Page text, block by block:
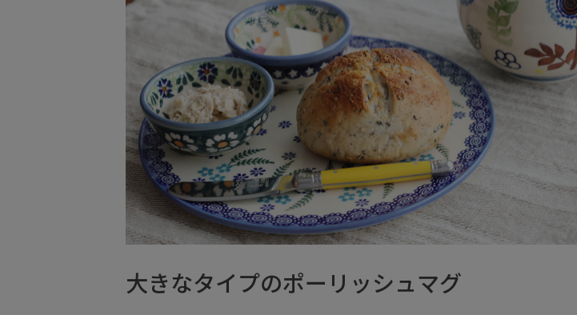
大きなタイプのポーリッシュマグ